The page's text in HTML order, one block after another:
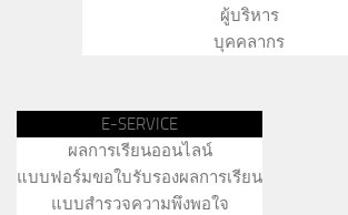
ผู้บริหาร
บุคคลากร
E-SERVICE
ผลการเรียนออนไลน์
แบบฟอร์มขอใบรับรองผลการเรียน
แบบสำรวจความพึงพอใจ